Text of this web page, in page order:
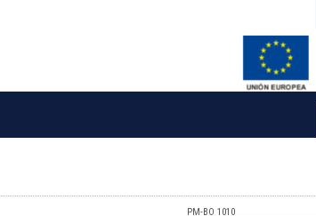
PM-BO 1010